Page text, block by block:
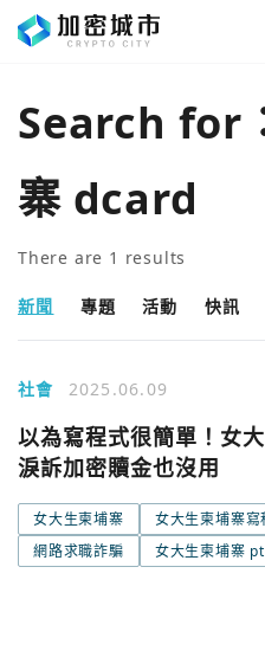
Search for
寨 dcard
There are 1 results
新聞 專題 活動 快訊
社會 2025.06.09
以為寫程式很簡單！女
淚訴加密贖金也沒用
女大生柬埔寨 女大生柬埔寨寫
網路求職詐騙
女大生柬埔寨
今日熱門
使用以
Google
您已閒置5分鐘，請點擊關
今日熱門